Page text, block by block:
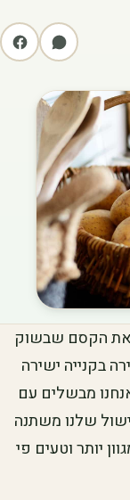
את הקסם שבשוק
בקנייה ישירה
מבשלים עם
שלנו משתנה
יותר וטעים פי